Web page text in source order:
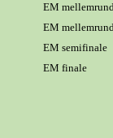
EM
EM
EM semifinale
EM finale